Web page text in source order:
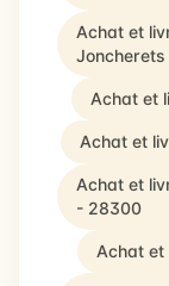
Achat et
Achat et
Achat et
Achat et
- 28300
Achat et